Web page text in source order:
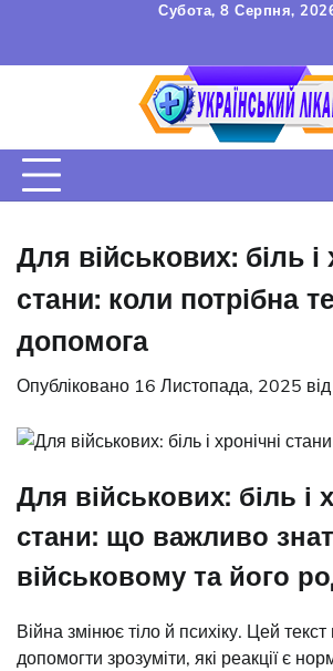
вмісту
Субота, 8 Серпня,
Для військових: біль і
стани: коли потрібна
допомога
Опубліковано 16 Листопада, 2025 від
Для військових: біль і
стани: що важливо
військовому та його
Війна змінює тіло й психіку. Цей
допомогти зрозуміти, які реакції є